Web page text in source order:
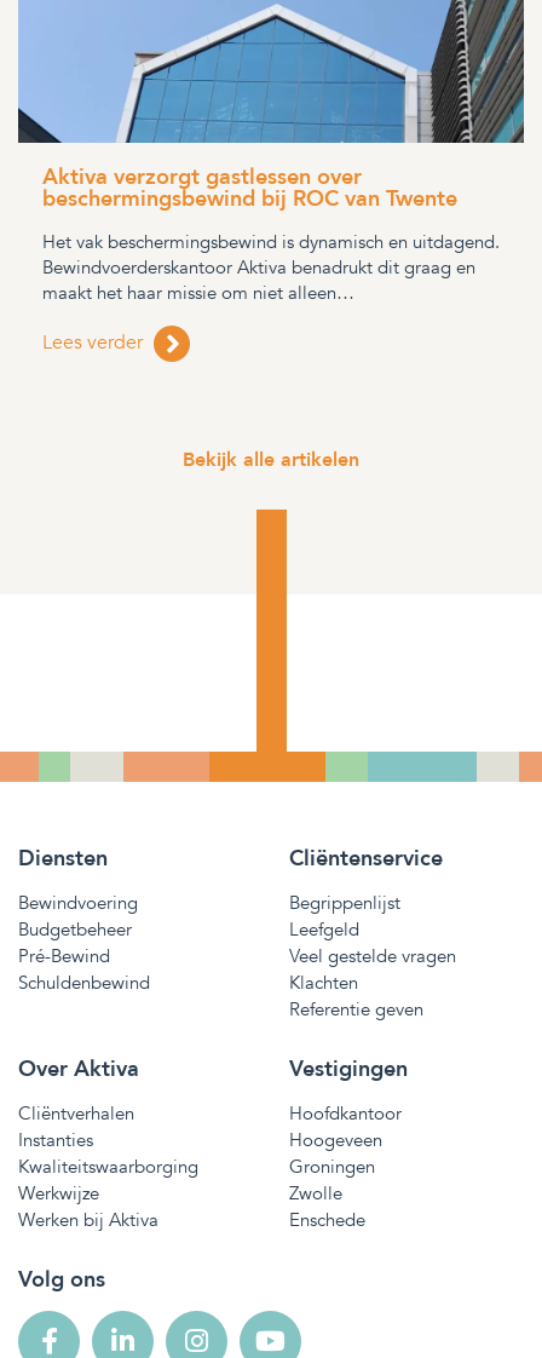
Aktiva verzorgt gastlessen over
beschermingsbewind bij ROC van Twente
Het vak beschermingsbewind is dynamisch en uitdagend.
Bewindvoerderskantoor Aktiva benadrukt dit graag en
maakt het haar missie om niet alleen…
Lees verder
Bekijk alle artikelen
Diensten
Bewindvoering
Budgetbeheer
Pré-Bewind
Schuldenbewind
Cliëntenservice
Begrippenlijst
Leefgeld
Veel gestelde vragen
Klachten
Referentie geven
Over Aktiva
Cliëntverhalen
Instanties
Kwaliteitswaarborging
Werkwijze
Werken bij Aktiva
Vestigingen
Hoofdkantoor
Hoogeveen
Groningen
Zwolle
Enschede
Volg ons